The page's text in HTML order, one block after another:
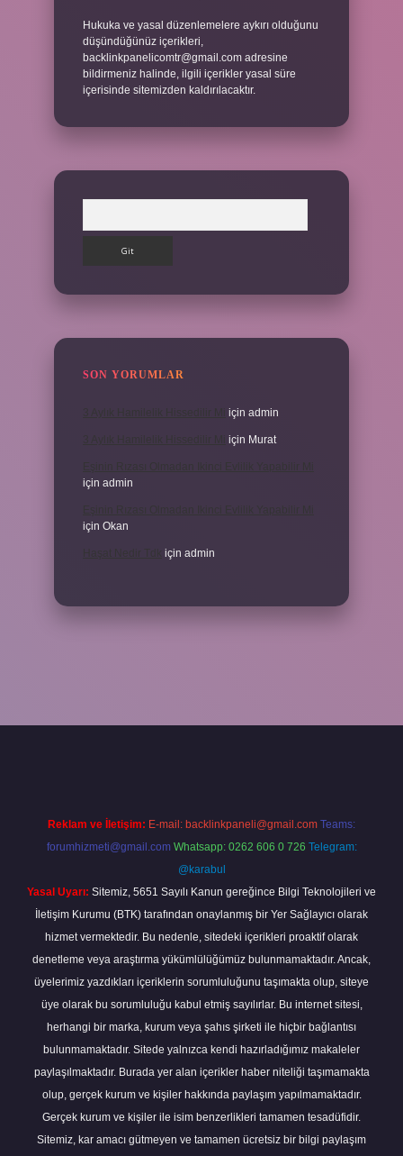
Hukuka ve yasal düzenlemelere aykırı olduğunu
düşündüğünüz içerikleri,
backlinkpanelicomtr@gmail.com adresine
bildirmeniz halinde, ilgili içerikler yasal süre
içerisinde sitemizden kaldırılacaktır.
SON YORUMLAR
için admin
için Murat
için admin
için Okan
için admin
Reklam ve İletişim: E-mail: backlinkpaneli@gmail.com Teams:
forumhizmeti@gmail.com Whatsapp: 0262 606 0 726 Telegram:
@karabul
Yasal Uyarı: Sitemiz, 5651 Sayılı Kanun gereğince Bilgi Teknolojileri ve
İletişim Kurumu (BTK) tarafından onaylanmış bir Yer Sağlayıcı olarak
hizmet vermektedir. Bu nedenle, sitedeki içerikleri proaktif olarak
denetleme veya araştırma yükümlülüğümüz bulunmamaktadır. Ancak,
üyelerimiz yazdıkları içeriklerin sorumluluğunu taşımakta olup, siteye
üye olarak bu sorumluluğu kabul etmiş sayılırlar. Bu internet sitesi,
herhangi bir marka, kurum veya şahıs şirketi ile hiçbir bağlantısı
bulunmamaktadır. Sitede yalnızca kendi hazırladığımız makaleler
paylaşılmaktadır. Burada yer alan içerikler haber niteliği taşımamakta
olup, gerçek kurum ve kişiler hakkında paylaşım yapılmamaktadır.
Gerçek kurum ve kişiler ile isim benzerlikleri tamamen tesadüfidir.
Sitemiz, kar amacı gütmeyen ve tamamen ücretsiz bir bilgi paylaşım